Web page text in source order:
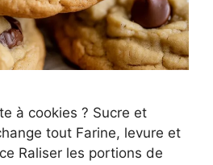
à cookies ? Sucre et
tout Farine, levure et
Raliser les portions de